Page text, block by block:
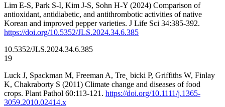
Lim E-S, Park S-I, Kim J-S, Sohn H-Y (2024) Comparison of
antioxidant, antidiabetic, and antithrombotic activities of native
Korean and improved pepper varieties. J Life Sci 34:385-392.
https://doi.org/10.5352/JLS.2024.34.6.385
10.5352/JLS.2024.34.6.385
19
Luck J, Spackman M, Freeman A, Tre˛ bicki P, Griffiths W, Finlay
K, Chakraborty S (2011) Climate change and diseases of food
crops. Plant Pathol 60:113-121. https://doi.org/10.1111/j.1365-
3059.2010.02414.x